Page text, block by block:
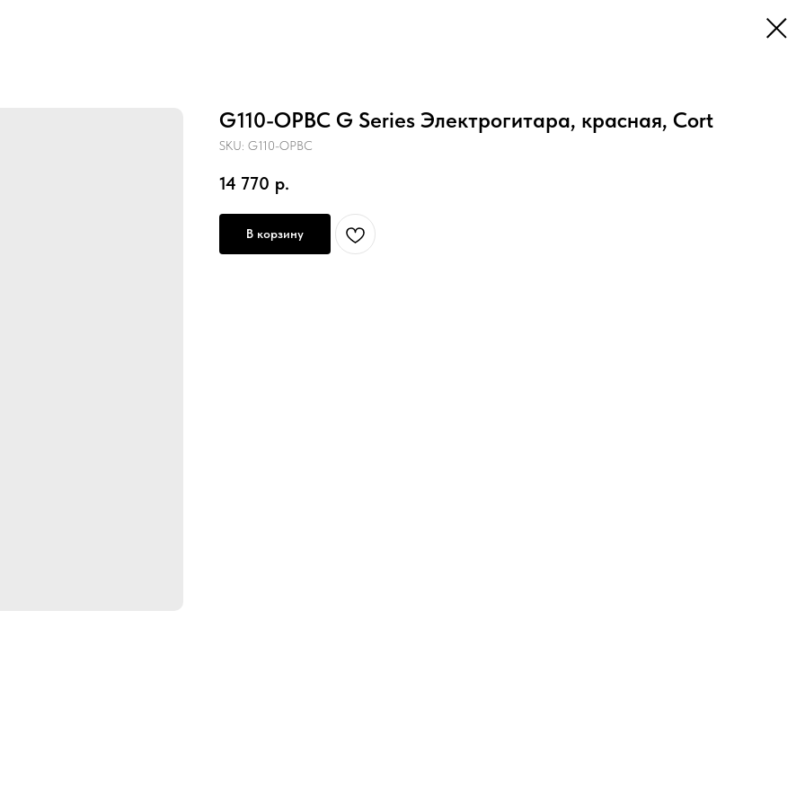
G110-OPBC G Series Электрогитара, красная, Cort
SKU: G110-OPBC
14 770 р.
В корзину